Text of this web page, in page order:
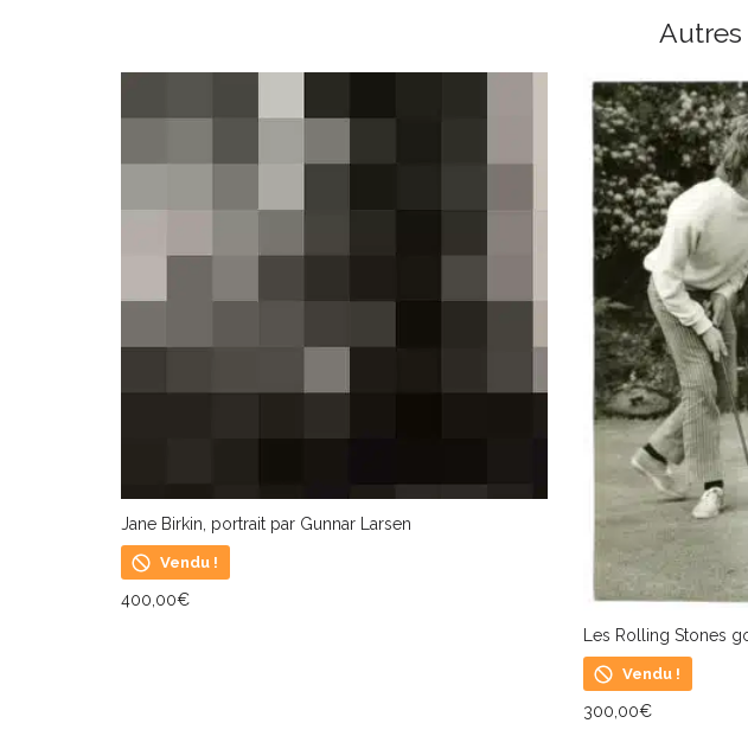
Jane Birkin, portrait par Gunnar Larsen
Vendu !
400,00€
Les Rolling Stones
Vendu !
300,00€